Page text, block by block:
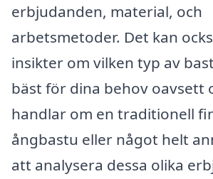
erbjudanden, material, och
arbetsmetoder. Det kan
insikter om vilken typ av
bäst för dina behov oavsett
handlar om en traditionell
ångbastu eller något helt
att analysera dessa olika